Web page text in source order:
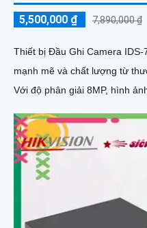
5,500,000 ₫ 7,890,000 ₫
Thiết bị Đầu Ghi Camera
mạnh mẽ và chất lượng từ
Với độ phân giải 8MP, hình